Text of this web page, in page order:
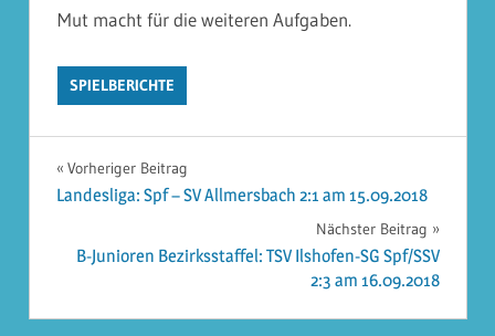
Mut macht für die weiteren Aufgaben.
SPIELBERICHTE
Beitragsnavigation
Vorheriger Beitrag
Landesliga: Spf – SV Allmersbach 2:1 am 15.09.2018
Nächster Beitrag
B-Junioren Bezirksstaffel: TSV Ilshofen-SG Spf/SSV
2:3 am 16.09.2018